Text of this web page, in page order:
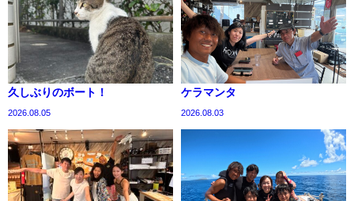
久しぶりのボート！
2026.08.05
ケラマンタ
2026.08.03